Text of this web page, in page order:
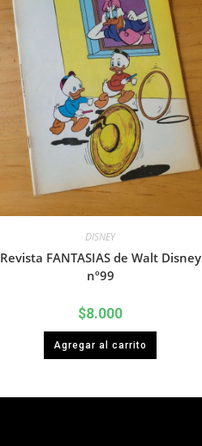
DISNEY
Revista FANTASIAS de Walt Disney
nº99
$8.000
Agregar al carrito